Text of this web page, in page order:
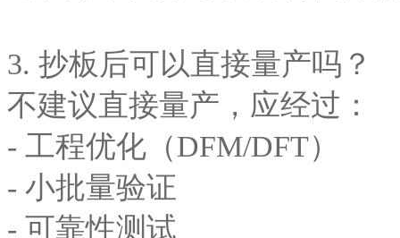
3. 抄板后可以直接量产吗？
不建议直接量产，应经过：
- 工程优化（DFM/DFT）
- 小批量验证
- 可靠性测试